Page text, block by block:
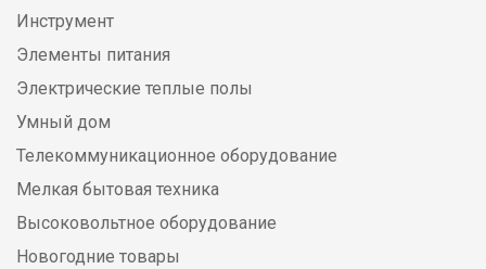
Инструмент
Элементы питания
Электрические теплые полы
Умный дом
Телекоммуникационное оборудование
Мелкая бытовая техника
Высоковольтное оборудование
Новогодние товары